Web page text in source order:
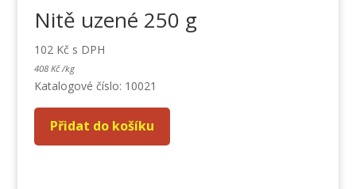
Nitě uzené 250 g
102 Kč s DPH
408 Kč /kg
Katalogové číslo: 10021
Přidat do košíku